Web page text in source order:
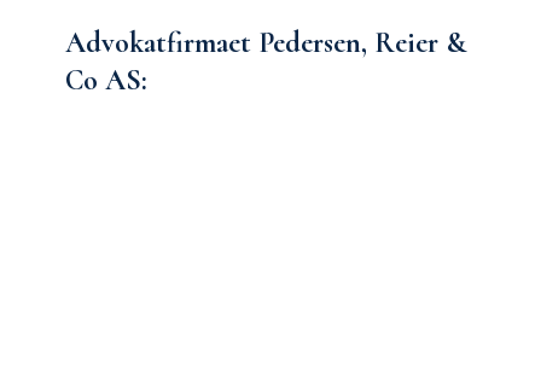
Advokatfirmaet Pedersen, Reier &
Co AS: